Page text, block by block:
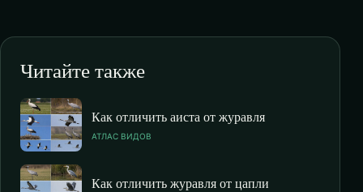
Читайте также
Как отличить аиста от журавля
АТЛАС ВИДОВ
Как отличить журавля от цапли